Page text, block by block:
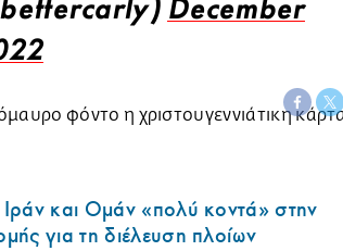
December
και Ομάν «πολύ κοντά» στην
για τη διέλευση πλοίων